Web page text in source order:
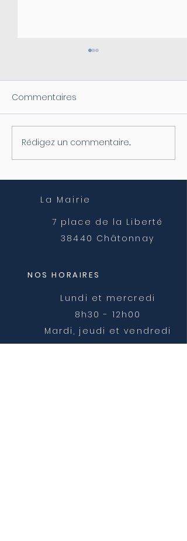
Coupure d'électricité le
04/08
Commentaires
Rédigez un commentaire...
La Mairie
7 place de la Liberté
38440 Châtonnay
NOS HORAIRES
Lundi et mercredi
8h30 - 12h00
Mardi, jeudi et vendredi
8h30 - 12h00 et 14h00 -